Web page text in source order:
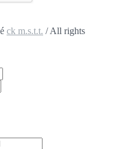
ck m.s.t.t. / All rights